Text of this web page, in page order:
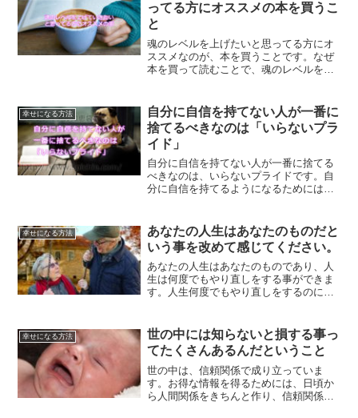
ってる方にオススメの本を買うこ
と
魂のレベルを上げたいと思ってる方にオ
ススメなのが、本を買うことです。なぜ
本を買って読むことで、魂のレベルを上
幸せになる方法
自分に自信を持てない人が一番に
捨てるべきなのは「いらないプラ
イド」
自分に自信を持てない人が一番に捨てる
べきなのは、いらないプライドです。自
分に自信を持てるようになるためには、
うになるのか、チェックしてみましょ
う。
幸せになる方法
あなたの人生はあなたのものだと
いう事を改めて感じてください。
あなたの人生はあなたのものであり、人
生は何度でもやり直しをする事ができま
す。人生何度でもやり直しをするのに、
すべてあなたの頭の中が決めるという事
について解説していきます。
幸せになる方法
世の中には知らないと損する事っ
てたくさんあるんだということ
世の中は、信頼関係で成り立っていま
す。お得な情報を得るためには、日頃か
ら人間関係をきちんと作り、信頼関係を